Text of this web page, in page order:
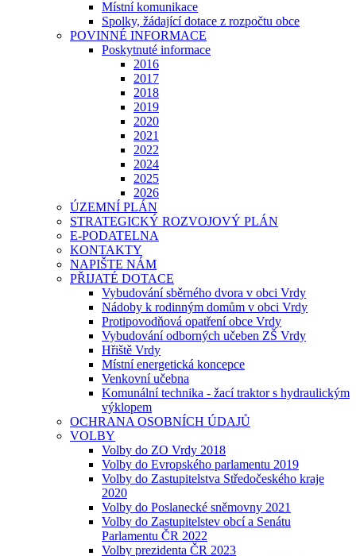
Místní komunikace
Spolky, žádající dotace z rozpočtu obce
POVINNÉ INFORMACE
Poskytnuté informace
2016
2017
2018
2019
2020
2021
2022
2024
2025
2026
ÚZEMNÍ PLÁN
STRATEGICKÝ ROZVOJOVÝ PLÁN
E-PODATELNA
KONTAKTY
NAPIŠTE NÁM
PŘIJATÉ DOTACE
Vybudování sběrného dvora v obci Vrdy
Nádoby k rodinným domům v obci Vrdy
Protipovodňová opatření obce Vrdy
Vybudování odborných učeben ZŠ Vrdy
Hřiště Vrdy
Místní energetická koncepce
Venkovní učebna
Komunální technika - žací traktor s hydraulickým
výklopem
OCHRANA OSOBNÍCH ÚDAJŮ
VOLBY
Volby do ZO Vrdy 2018
Volby do Evropského parlamentu 2019
Volby do Zastupitelstva Středočeského kraje
2020
Volby do Poslanecké sněmovny 2021
Volby do Zastupitelstev obcí a Senátu
Parlamentu ČR 2022
Volby prezidenta ČR 2023